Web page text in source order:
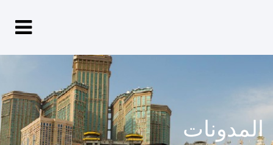
المدونات